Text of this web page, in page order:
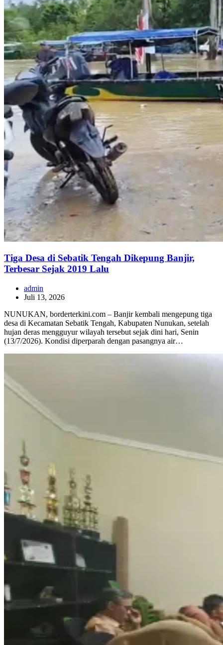
Tiga Desa di Sebatik Tengah Dikepung Banjir,
Terbesar Sejak 2019 Lalu
admin
Juli 13, 2026
NUNUKAN, borderterkini.com – Banjir kembali mengepung tiga
desa di Kecamatan Sebatik Tengah, Kabupaten Nunukan, setelah
hujan deras mengguyur wilayah tersebut sejak dini hari, Senin
(13/7/2026). Kondisi diperparah dengan pasangnya air…